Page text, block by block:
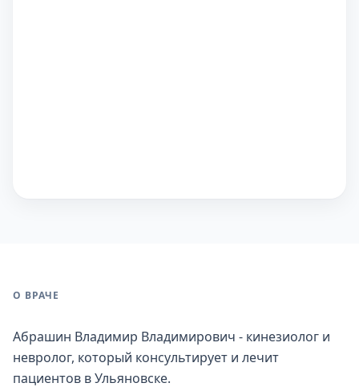
О ВРАЧЕ
Абрашин Владимир Владимирович - кинезиолог и
невролог, который консультирует и лечит
пациентов в Ульяновске.